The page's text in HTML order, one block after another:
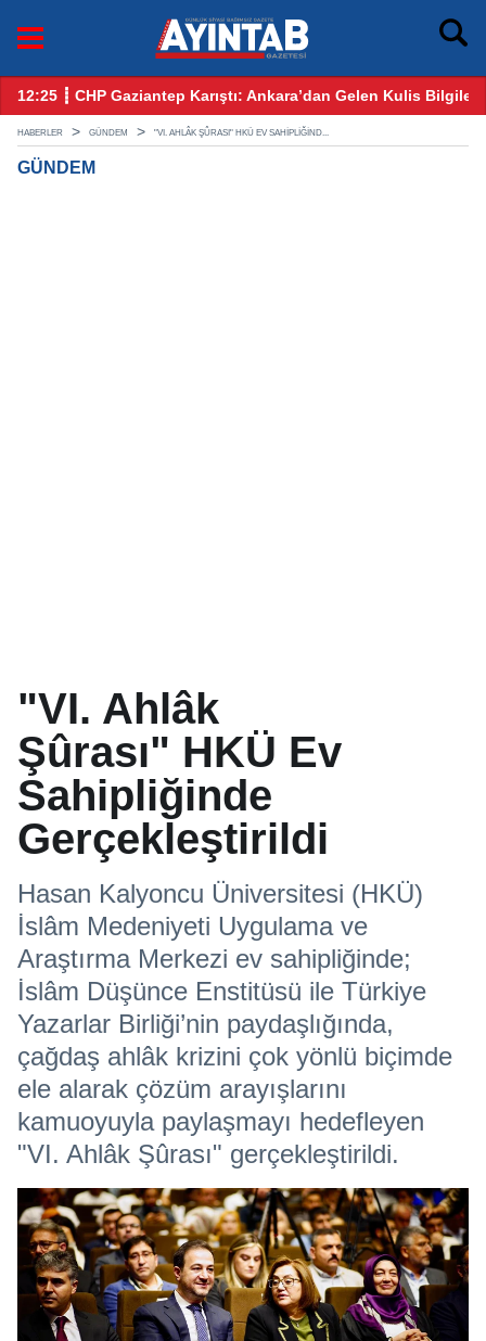
Öncesi Gözler Benzin ve Motorinde
12:25 ┋ CHP Gaziantep Karıştı: Ankara’dan Gelen Kulis
HABERLER GÜNDEM "VI. AHLÂK ŞÛRASI" HKÜ EV SAHIPLIĞIND...
GÜNDEM
"VI. Ahlâk
Şûrası" HKÜ Ev
Sahipliğinde
Gerçekleştirildi
Hasan Kalyoncu Üniversitesi (HKÜ)
İslâm Medeniyeti Uygulama ve
Araştırma Merkezi ev sahipliğinde;
İslâm Düşünce Enstitüsü ile Türkiye
Yazarlar Birliği’nin paydaşlığında,
çağdaş ahlâk krizini çok yönlü biçimde
ele alarak çözüm arayışlarını
kamuoyuyla paylaşmayı hedefleyen
"VI. Ahlâk Şûrası" gerçekleştirildi.